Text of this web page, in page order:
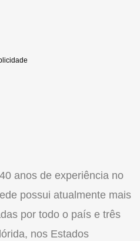
anos de experiência no
possui atualmente mais
por todo o país e três
nos Estados